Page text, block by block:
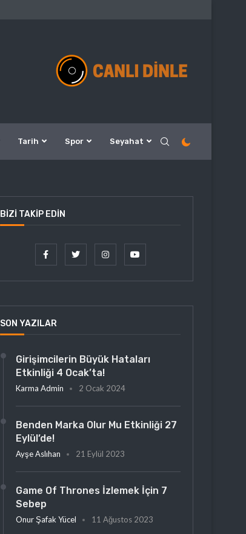
Tarih Spor Seyahat
BIZI TAKIP EDIN
SON YAZILAR
Girişimcilerin Büyük Hataları
Etkinliği 4 Ocak’ta!
Karma Admin 2 Ocak 2024
Benden Marka Olur Mu Etkinliği 27
Eylül’de!
Ayşe Aslıhan 21 Eylül 2023
Game Of Thrones İzlemek İçin 7
Sebep
Onur Şafak Yücel 11 Ağustos 2023